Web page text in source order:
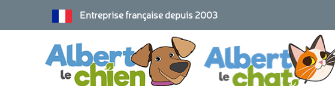
Entreprise française depuis 2003